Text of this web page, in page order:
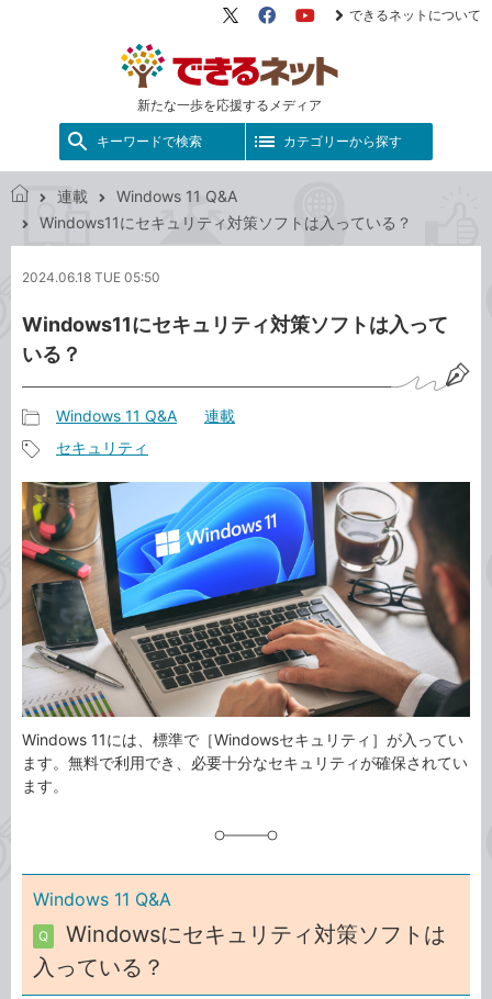
新たな一歩を応援するメディア
X（旧
FacebookYouTube
できるネットについて
キーワードで検索 カテゴリーから探す
で
ネ
ト
連載
Windows 11 Q&A
Windows11にセキュリティ対策ソフトは入っている？
2024.06.18 TUE 05:50
Windows11にセキュリティ対策ソフトは入って
いる？
事
カ
テ
ゴ
リ
Windows 11 Q&A 連載
事
タ
グ
セキュリティ
Windows 11には、標準で［Windowsセキュリティ］が入ってい
ます。無料で利用でき、必要十分なセキュリティが確保されてい
ます。
Windows 11 Q&A
Q
Windowsにセキュリティ対策ソフトは
入っている？